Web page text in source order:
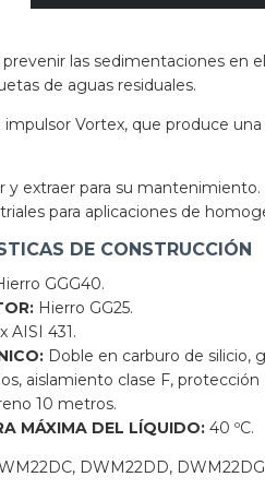
prevenir las sedimentaciones en
de aguas residuales.
impulsor Vortex, que produce
y extraer para su
para aplicaciones de
DE CONSTRUCCIÓN
GGG40.
Hierro GG25.
AISI 431.
Doble en carburo de silicio,
aislamiento clase F, protección
10 metros.
MÁXIMA DEL LÍQUIDO: 40 ºC.
DWM22DD,